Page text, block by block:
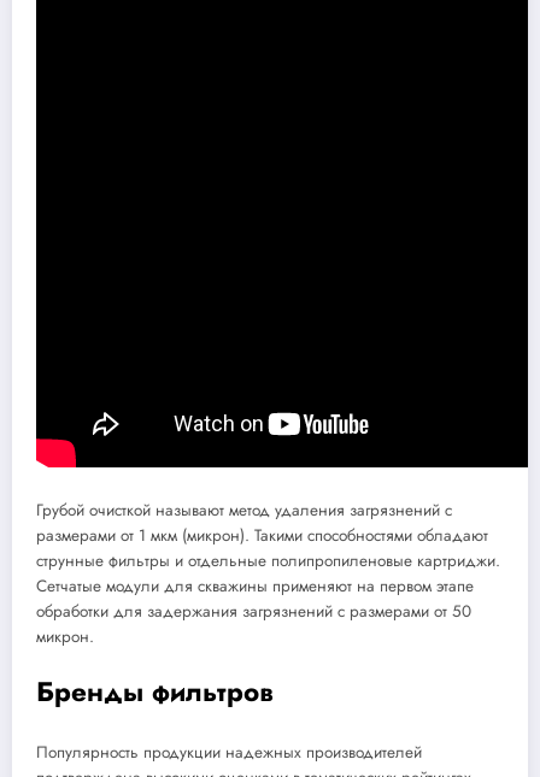
Грубой очисткой называют метод удаления загрязнений с
размерами от 1 мкм (микрон). Такими способностями обладают
струнные фильтры и отдельные полипропиленовые картриджи.
Сетчатые модули для скважины применяют на первом этапе
обработки для задержания загрязнений с размерами от 50
микрон.
Бренды фильтров
Популярность продукции надежных производителей